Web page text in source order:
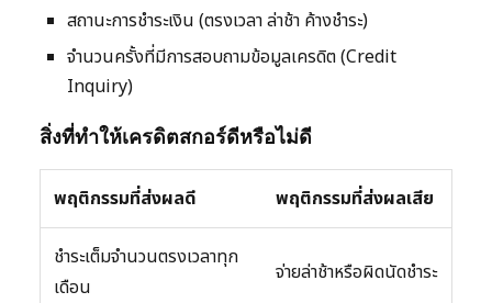
สถานะการชำระเงิน (ตรงเวลา ล่าช้า ค้างชำระ)
จำนวนครั้งที่มีการสอบถามข้อมูลเครดิต (Credit
Inquiry)
สิ่งที่ทำให้เครดิตสกอร์ดีหรือไม่ดี
พฤติกรรมที่ส่งผลดี พฤติกรรมที่ส่งผลเสีย
ชำระเต็มจำนวนตรงเวลาทุก
เดือน
จ่ายล่าช้าหรือผิดนัดชำระ